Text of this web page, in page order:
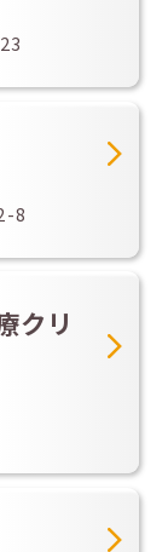
8
クリ